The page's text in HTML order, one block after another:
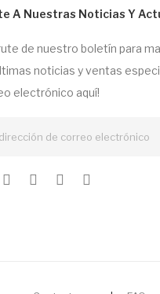
A Nuestras Noticias Y
de nuestro boletín para
noticias y ventas
electrónico aquí!